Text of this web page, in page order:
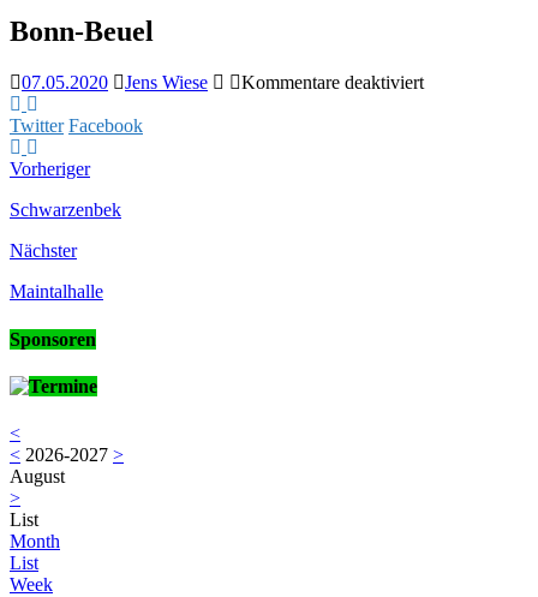
Bonn-Beuel
07.05.2020 Jens Wiese Kommentare deaktiviertfür
Twitter Facebook
Vorheriger
Schwarzenbek
Nächster
Maintalhalle
Sponsoren
Termine
<
< 2026-2027 >
August
>
List
Month
List
Week